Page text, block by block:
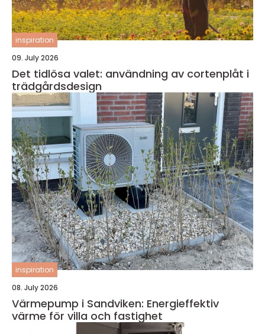
inspiration
09. July 2026
Det tidlösa valet: användning av cortenplåt i
trädgårdsdesign
inspiration
08. July 2026
Värmepump i Sandviken: Energieffektiv
värme för villa och fastighet